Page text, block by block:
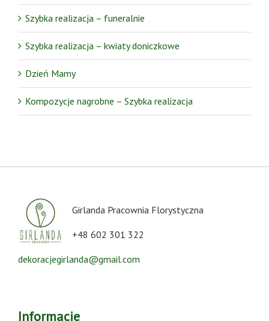
Szybka realizacja – funeralnie
Szybka realizacja – kwiaty doniczkowe
Dzień Mamy
Kompozycje nagrobne – Szybka realizacja
Girlanda Pracownia Florystyczna
+48 602 301 322
dekoracjegirlanda@gmail.com
Informacje